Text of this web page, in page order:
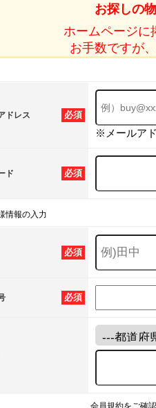
お探しの
ホームページに
お手数ですが
必須
ドレス
※メールア
必須
ド
情報の入力
必須
必須
会員規約をご確